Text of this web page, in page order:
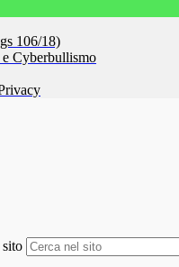
106/18)
Cyberbullismo